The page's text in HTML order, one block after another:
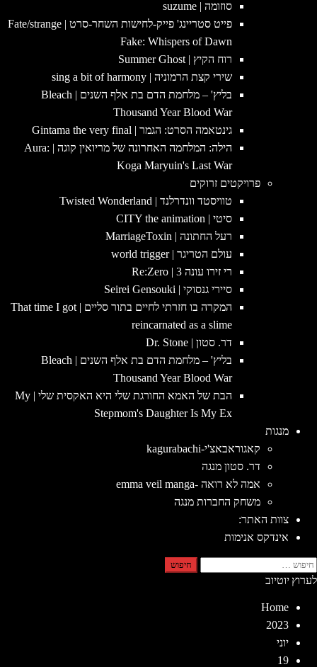
סוזומה | suzume
פייט סטריינג' פייק-לחישות השחר-סרט | Fate/strange
Fake: Whispers of Dawn
רוח הקיץ | Summer Ghost
שירי קצת הרמוניה | sing a bit of harmony
בליץ' – מלחמת הדם בת אלף השנים | Bleach
Thousand Year Blood War
גינטאמה הסרט: הגמר | Gintama the very final
הילה: המלחמה האחרונה של מריואין קוגה | Aura:
Koga Maryuin's Last War
פרויקטים זרוקים
טוויסטד וונדרלנד | Twisted Wonderland
סיטי | CITY the animation
רעל החתונה | MarriageToxin
עולם הטריגר | world trigger
רי זירו עונה 3 | Re:Zero
סיירי גנסוקי | Seirei Gensouki
המקרה בו חזרתי לחיים בתור סליים | That time I got
reincarnated as a slime
דר. סטון | Dr. Stone
בליץ' – מלחמת הדם בת אלף השנים | Bleach
Thousand Year Blood War
הבת של האמא החורגת שלי היא האקסית שלי | My
Stepmom's Daughter Is My Ex
מנגות
קאגוראבאצ'י-kagurabachi
דר. סטון מנגה
אמה לא רואה -emma veil manga
משחק החברות מנגה
צוות האתר:
אינדקס אנימות
חיפוש:
לערוץ יוטיוב
Home
2023
יוני
19